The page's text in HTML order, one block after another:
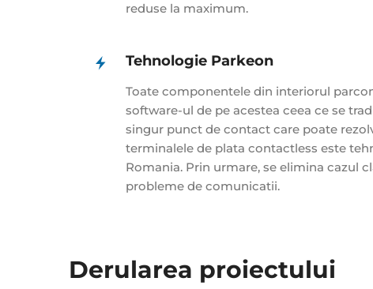
reduse la maximum.
Tehnologie Parkeon
Toate componentele din interiorul
software-ul de pe acestea ceea ce se
singur punct de contact care poate
terminalele de plata contactless este
Romania. Prin urmare, se elimina cazul
probleme de comunicatii.
Derularea proiectului